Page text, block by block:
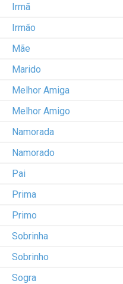
Irmã
Irmão
Mãe
Marido
Melhor Amiga
Melhor Amigo
Namorada
Namorado
Pai
Prima
Primo
Sobrinha
Sobrinho
Sogra